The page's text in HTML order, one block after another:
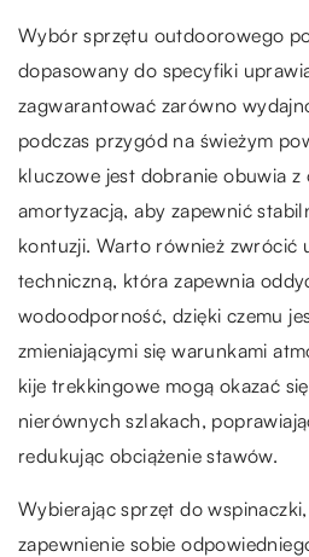
Wybór sprzętu outdoorowego
dopasowany do specyfiki
zagwarantować zarówno
podczas przygód na świeżym
kluczowe jest dobranie obuwia
amortyzacją, aby zapewnić
kontuzji. Warto również zwrócić
techniczną, która zapewnia
wodoodporność, dzięki czemu
zmieniającymi się warunkami
kije trekkingowe mogą okazać
nierównych szlakach,
redukując obciążenie stawów.
Wybierając sprzęt do
zapewnienie sobie